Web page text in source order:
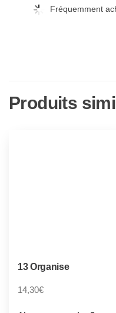
Fréquemment
Produits
13 Organise
14,30€